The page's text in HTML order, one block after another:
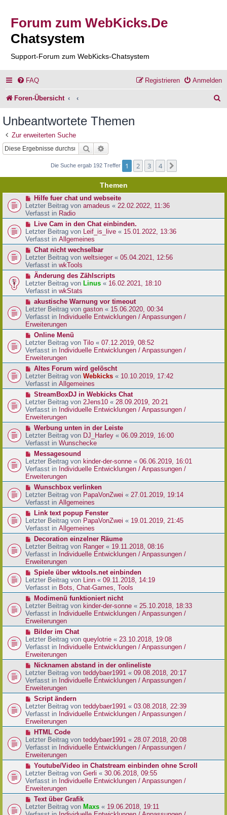
Forum zum WebKicks.De
Chatsystem
Support-Forum zum WebKicks-Chatsystem
FAQ Anmelden
Registrieren
Foren-Übersicht
Unbeantwortete Themen
Zur erweiterten Suche
Suche
Die Suche ergab 192 Treffer 1 2 3 4
Themen
N
e
u
e
r
B
e
t
r
a
g
Hilfe fuer chat und webseite
Letzter Beitrag von amadeus « 22.02.2022, 11:36
Verfasst in Radio
N
e
u
e
r
B
e
t
r
a
g
Live Cam in den Chat einbinden.
Letzter Beitrag von Leif_is_live « 15.01.2022, 13:36
Verfasst in Allgemeines
N
e
u
e
r
B
e
t
r
a
g
Chat nicht wechselbar
Letzter Beitrag von weltsieger « 05.04.2021, 12:56
Verfasst in wkTools
N
e
u
e
r
B
e
i
r
a
g
Änderung des Zählscripts
Letzter Beitrag von Linus « 16.02.2021, 18:10
Verfasst in wkStats
N
e
u
e
r
B
e
i
t
a
g
akustische Warnung vor timeout
Letzter Beitrag von gaston « 15.06.2020, 00:34
Verfasst in Individuelle Entwicklungen / Anpassungen /
Erweiterungen
N
e
u
e
r
B
e
i
r
a
g
Online Menü
Letzter Beitrag von Tilo « 07.12.2019, 08:52
Verfasst in Individuelle Entwicklungen / Anpassungen /
Erweiterungen
N
e
u
e
r
B
e
i
r
a
g
Altes Forum wird gelöscht
Letzter Beitrag von Webkicks « 10.10.2019, 17:42
Verfasst in Allgemeines
N
e
u
e
r
B
e
i
r
a
g
StreamBoxDJ in Webkicks Chat
Letzter Beitrag von 2Jens10 « 28.09.2019, 20:21
Verfasst in Individuelle Entwicklungen / Anpassungen /
Erweiterungen
N
e
u
e
r
B
e
i
r
a
g
Werbung unten in der Leiste
Letzter Beitrag von DJ_Harley « 06.09.2019, 16:00
Verfasst in Wunschecke
N
e
u
e
r
B
e
i
r
a
g
Messagesound
Letzter Beitrag von kinder-der-sonne « 06.06.2019, 16:01
Verfasst in Individuelle Entwicklungen / Anpassungen /
Erweiterungen
N
e
u
e
r
B
e
t
r
a
g
Wunschbox verlinken
Letzter Beitrag von PapaVonZwei « 27.01.2019, 19:14
Verfasst in Allgemeines
N
e
u
e
r
B
e
i
r
a
g
Link text popup Fenster
Letzter Beitrag von PapaVonZwei « 19.01.2019, 21:45
Verfasst in Allgemeines
N
e
u
e
r
B
e
i
r
a
g
Decoration einzelner Räume
Letzter Beitrag von Ranger « 19.11.2018, 08:16
Verfasst in Individuelle Entwicklungen / Anpassungen /
Erweiterungen
N
e
u
e
r
B
e
i
r
a
g
Spiele über wktools.net einbinden
Letzter Beitrag von Linn « 09.11.2018, 14:19
Verfasst in Bots, Chat-Games, Tools
N
e
u
e
r
B
e
i
t
a
g
Modimenü funktioniert nicht
Letzter Beitrag von kinder-der-sonne « 25.10.2018, 18:33
Verfasst in Individuelle Entwicklungen / Anpassungen /
Erweiterungen
N
e
u
e
r
B
e
i
t
a
g
Bilder im Chat
Letzter Beitrag von queylotrie « 23.10.2018, 19:08
Verfasst in Individuelle Entwicklungen / Anpassungen /
Erweiterungen
N
e
u
e
r
B
e
i
t
a
g
Nicknamen abstand in der onlineliste
Letzter Beitrag von teddybaer1991 « 09.08.2018, 20:17
Verfasst in Individuelle Entwicklungen / Anpassungen /
Erweiterungen
N
e
u
e
r
B
e
i
t
a
g
Script ändern
Letzter Beitrag von teddybaer1991 « 03.08.2018, 22:39
Verfasst in Individuelle Entwicklungen / Anpassungen /
Erweiterungen
N
e
u
e
r
B
e
i
t
a
HTML Code
Letzter Beitrag von teddybaer1991 « 28.07.2018, 20:08
Verfasst in Individuelle Entwicklungen / Anpassungen /
Erweiterungen
N
e
u
e
r
B
e
Youtube/Video in Chatstream einbinden ohne Scroll
Letzter Beitrag von Gerli « 30.06.2018, 09:55
Verfasst in Individuelle Entwicklungen / Anpassungen /
Erweiterungen
N
e
Text über Grafik
Letzter Beitrag von Maxs « 19.06.2018, 19:11